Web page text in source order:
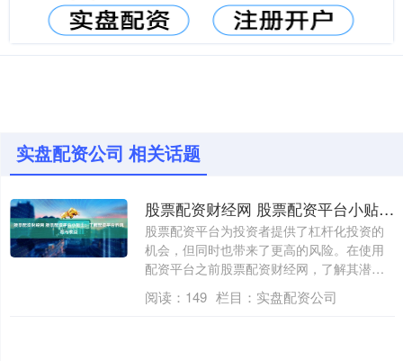
实盘配资公司 相关话题
股票配资财经网 股票配资平台小贴士：了解配资平台的风险与收益
股票配资平台为投资者提供了杠杆化投资的
机会，但同时也带来了更高的风险。在使用
配资平台之前股票配资财经网，了解其潜在
风险和....
阅读： 149 栏目： 实盘配资公司